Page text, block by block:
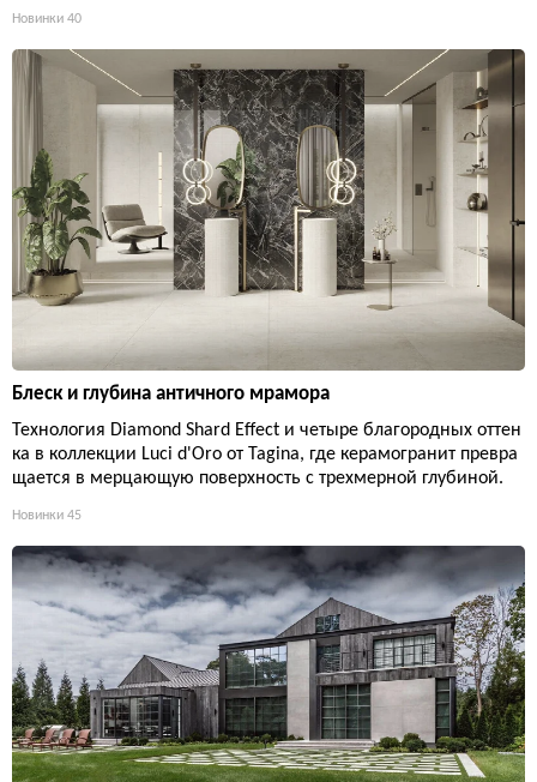
Новинки 40
Блеск и глубина античного мрамора
Технология Diamond Shard Effect и четыре благородных оттен
ка в коллекции Luci d'Oro от Tagina, где керамогранит превра
щается в мерцающую поверхность с трехмерной глубиной.
Новинки 45